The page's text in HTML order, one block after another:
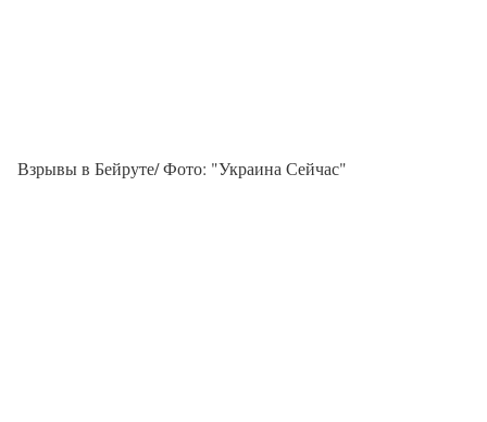
Взрывы в Бейруте/ Фото: "Украина Сейчас"